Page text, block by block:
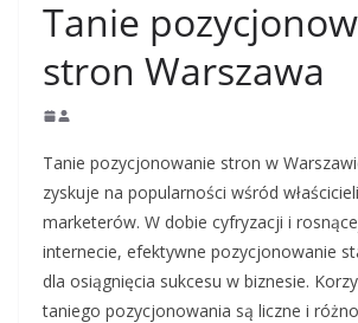
Tanie
stron Warszawa
Tanie pozycjonowanie stron w
zyskuje na popularności wśród
marketerów. W dobie cyfryzacji i
internecie, efektywne pozycjonowanie
dla osiągnięcia sukcesu w biznesie.
taniego pozycjonowania są liczne i